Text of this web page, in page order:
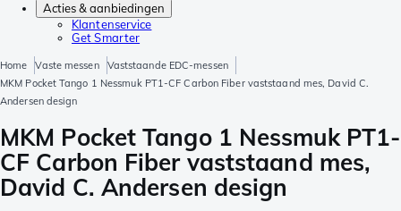
Acties & aanbiedingen
Klantenservice
Get Smarter
Home Vaste messen
Vaststaande EDC-messen
MKM Pocket Tango 1 Nessmuk PT1-CF Carbon Fiber vaststaand mes, David C.
Andersen design
MKM Pocket Tango 1 Nessmuk PT1-
CF Carbon Fiber vaststaand mes,
David C. Andersen design